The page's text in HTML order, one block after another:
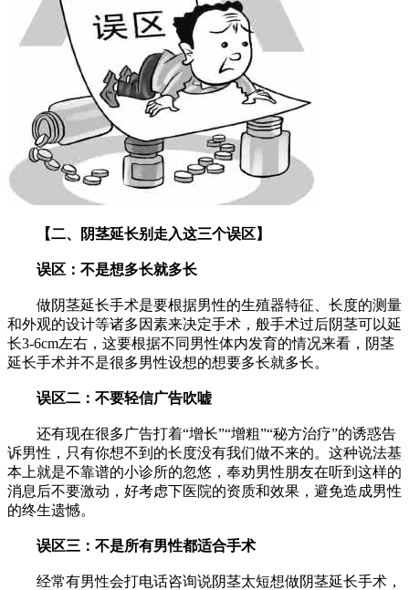
【二、阴茎延长别走入这三个误区】
误区：不是想多长就多长
做阴茎延长手术是要根据男性的生殖器特征、长度的测量
和外观的设计等诸多因素来决定手术，般手术过后阴茎可以延
长3-6cm左右，这要根据不同男性体内发育的情况来看，阴茎
延长手术并不是很多男性设想的想要多长就多长。
误区二：不要轻信广告吹嘘
还有现在很多广告打着“增长”“增粗”“秘方治疗”的诱惑告
诉男性，只有你想不到的长度没有我们做不来的。这种说法基
本上就是不靠谱的小诊所的忽悠，奉劝男性朋友在听到这样的
消息后不要激动，好考虑下医院的资质和效果，避免造成男性
的终生遗憾。
误区三：不是所有男性都适合手术
经常有男性会打电话咨询说阴茎太短想做阴茎延长手术，